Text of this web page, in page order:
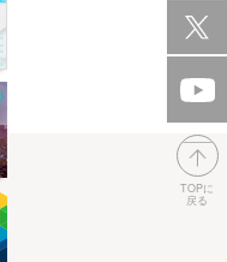
TOPに
戻る